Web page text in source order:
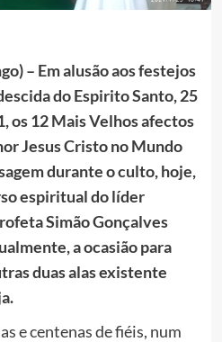
– Em alusão aos festejos
do Espirito Santo, 25
os 12 Mais Velhos afectos
Jesus Cristo no Mundo
durante o culto, hoje,
espiritual do líder
Simão Gonçalves
a ocasião para
duas alas existente
e centenas de fiéis, num